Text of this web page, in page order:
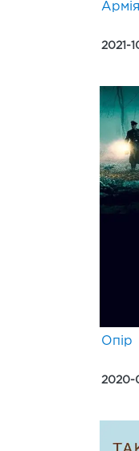
Армія
2021-
Опір
2020-